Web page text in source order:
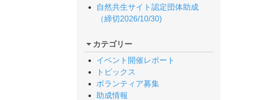
自然共生サイト認定団体助成
（締切2026/10/30)
カテゴリー
イベント開催レポート
トピックス
ボランティア募集
助成情報